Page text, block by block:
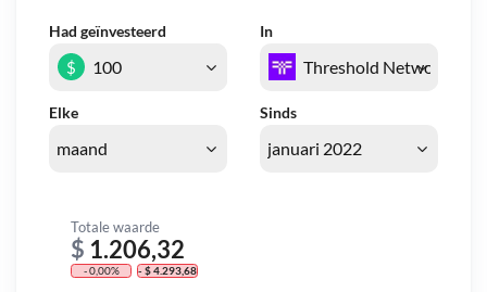
Had geïnvesteerd In
Elke Sinds
$
Totale waarde
$ 1.206,32
- 0,00% - $ 4.293,68